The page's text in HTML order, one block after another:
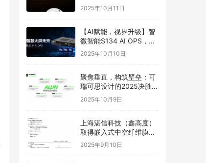
2025年10月11日
【AI赋能，视界升级】智
微智能S134 AI OPS，重
构智慧大屏未来
2025年10月10日
聚焦垂直，构筑壁垒：可
瑞可思设计的2025决胜之
道
2025年10月9日
上海湛信科技（鑫高度）
取得嵌入式中空纤维膜喷
丝头发明专利
2025年9月10日